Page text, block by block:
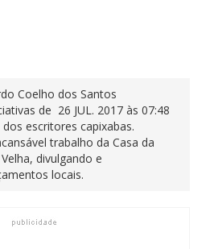
Coelho dos Santos
26 JUL. 2017 às 07:48
de
escritores capixabas.
trabalho da Casa da
divulgando e
locais.